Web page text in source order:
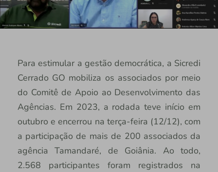
Para estimular a gestão democrática, a Sicredi
Cerrado GO mobiliza os associados por meio
do Comitê de Apoio ao Desenvolvimento das
Agências. Em 2023, a rodada teve início em
outubro e encerrou na terça-feira (12/12), com
a participação de mais de 200 associados da
agência Tamandaré, de Goiânia. Ao todo,
2.568 participantes foram registrados na